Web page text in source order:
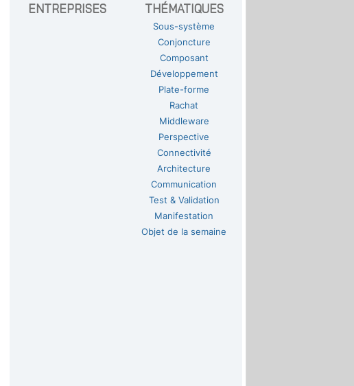
ENTREPRISES THÉMATIQUES
Sous-système
Conjoncture
Composant
Développement
Plate-forme
Rachat
Middleware
Perspective
Connectivité
Architecture
Communication
Test & Validation
Manifestation
Objet de la semaine